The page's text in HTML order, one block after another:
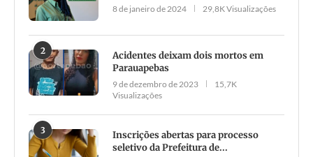
8 de janeiro de 2024 29,8K Visualizações
2
Acidentes deixam dois mortos em
Parauapebas
9 de dezembro de 2023
15,7K
Visualizações
3
Inscrições abertas para processo
seletivo da Prefeitura de...